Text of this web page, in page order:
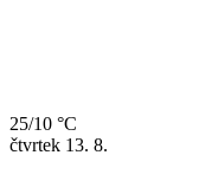
25/10 °C
čtvrtek 13. 8.